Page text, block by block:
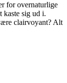
for overnaturlige
kaste sig ud i.
clairvoyant? Alt